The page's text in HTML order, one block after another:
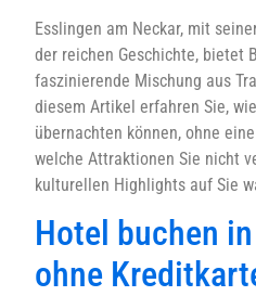
Esslingen am Neckar, mit
der reichen Geschichte, bietet
faszinierende Mischung aus
diesem Artikel erfahren Sie,
übernachten können, ohne
welche Attraktionen Sie nicht
kulturellen Highlights auf Sie
Hotel buchen
ohne